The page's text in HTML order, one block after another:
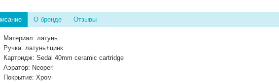
О бренде Отзывы
Материал: латунь
Ручка: латунь+цинк
Картридж: Sedal 40mm ceramic cartridge
Аэратор: Neoperl
Покрытие: Хром